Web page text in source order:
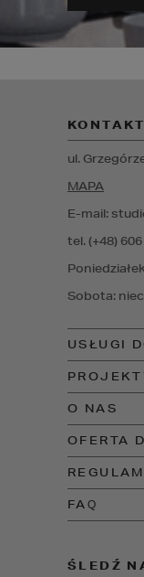
USŁUGI
O NAS
OFERTA
FAQ
Sobota:
KONTAKT
E-mail:
tel. (+48)
ul.
MAPA
ŚLEDŹ